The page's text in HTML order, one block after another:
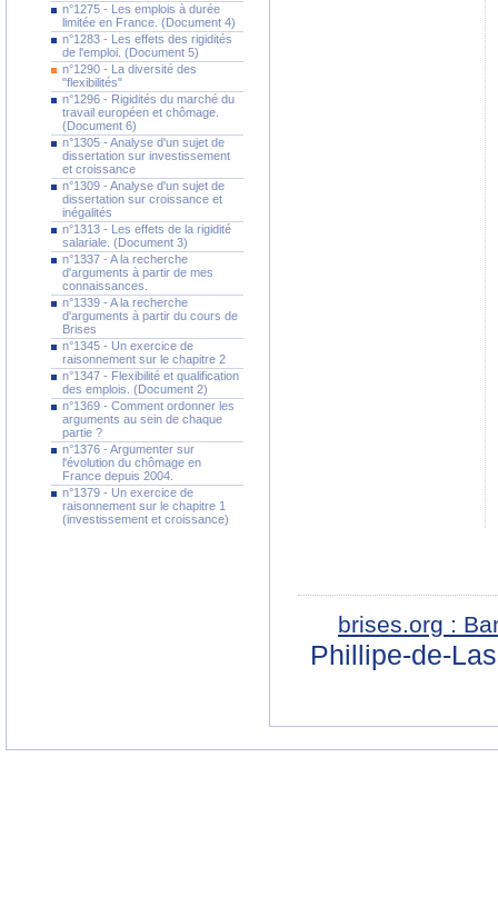
n°1275 - Les emplois à durée
limitée en France. (Document 4)
n°1283 - Les effets des rigidités
de l'emploi. (Document 5)
n°1290 - La diversité des
"flexibilités"
n°1296 - Rigidités du marché du
travail européen et chômage.
(Document 6)
n°1305 - Analyse d'un sujet de
dissertation sur investissement
et croissance
n°1309 - Analyse d'un sujet de
dissertation sur croissance et
inégalités
n°1313 - Les effets de la rigidité
salariale. (Document 3)
n°1337 - A la recherche
d'arguments à partir de mes
connaissances.
n°1339 - A la recherche
d'arguments à partir du cours de
Brises
n°1345 - Un exercice de
raisonnement sur le chapitre 2
n°1347 - Flexibilité et qualification
des emplois. (Document 2)
n°1369 - Comment ordonner les
arguments au sein de chaque
partie ?
n°1376 - Argumenter sur
l'évolution du chômage en
France depuis 2004.
n°1379 - Un exercice de
raisonnement sur le chapitre 1
(investissement et croissance)
brises.org :
Phillipe-de-